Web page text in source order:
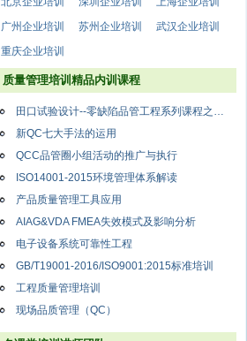
广州企业培训
苏州企业培训
武汉企业培训
重庆企业培训
质量管理培训精品内训课程
田口试验设计--零缺陷品管工程系列课程之十一
新QC七大手法的运用
QCC品管圈小组活动的推广与执行
ISO14001-2015环境管理体系解读
产品质量管理工具应用
AIAG&VDA FMEA失效模式及影响分析
电子设备系统可靠性工程
GB/T19001-2016/ISO9001:2015标准培训
工程质量管理培训
现场品质管理（QC）